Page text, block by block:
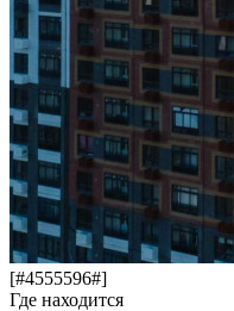
[#4555596#]
Где находится